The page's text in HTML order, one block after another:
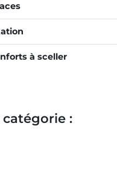
à sceller
: